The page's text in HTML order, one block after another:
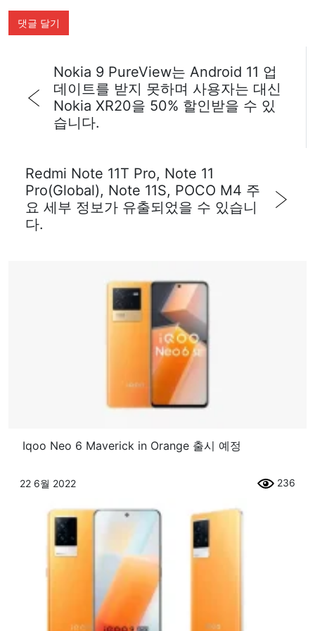
Nokia 9 PureView는 Android 11 업
데이트를 받지 못하며 사용자는 대신
Nokia XR20을 50% 할인받을 수 있
습니다.
Redmi Note 11T Pro, Note 11
Pro(Global), Note 11S, POCO M4 주
요 세부 정보가 유출되었을 수 있습니
다.
Iqoo Neo 6 Maverick in Orange 출시 예정
22 6월 2022 236